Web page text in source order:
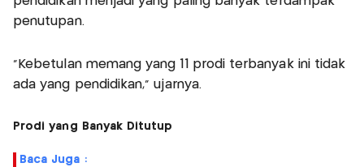
penutupan.
“Kebetulan memang yang 11 prodi terbanyak ini tidak
ada yang pendidikan,” ujarnya.
Prodi yang Banyak Ditutup
Baca Juga :